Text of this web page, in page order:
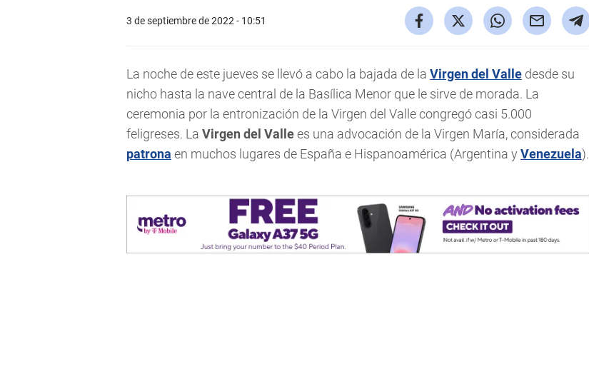
3 de septiembre de 2022 - 10:51
La noche de este jueves se llevó a cabo la bajada de la Virgen del Valle desde su
nicho hasta la nave central de la Basílica Menor que le sirve de morada. La
ceremonia por la entronización de la Virgen del Valle congregó casi 5.000
feligreses. La Virgen del Vallees una advocación de la Virgen María, considerada
patrona en muchos lugares de España e Hispanoamérica (Argentina y Venezuela).